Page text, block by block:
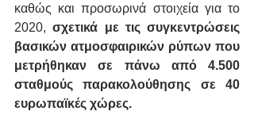
καθώς και προσωρινά στοιχεία για το
2020, σχετικά με τις συγκεντρώσεις
βασικών ατμοσφαιρικών ρύπων που
μετρήθηκαν σε πάνω από 4.500
σταθμούς παρακολούθησης σε 40
ευρωπαϊκές χώρες.